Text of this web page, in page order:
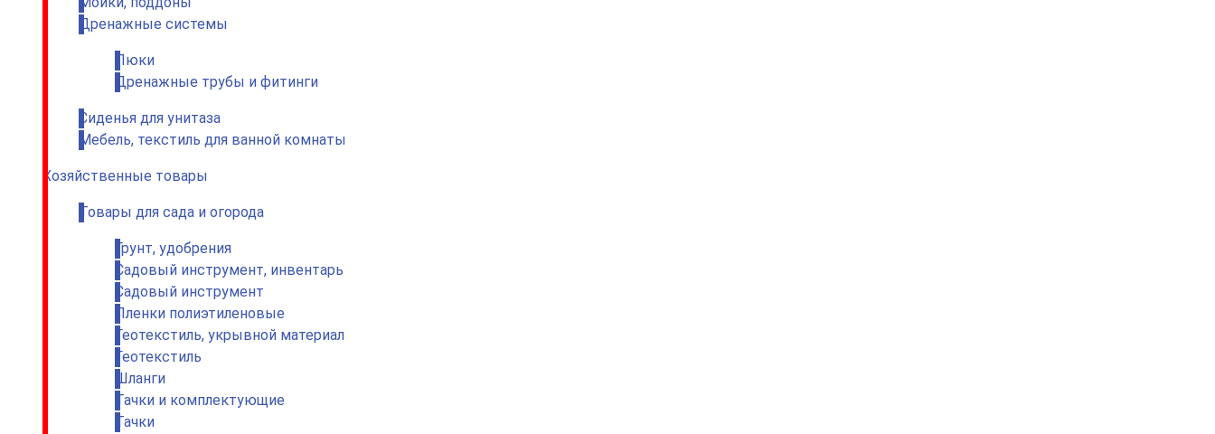
Дренажные системы
Люки
Дренажные трубы и фитинги
Сиденья для унитаза
Мебель, текстиль для ванной комнаты
Хозяйственные товары
Товары для сада и огорода
Грунт, удобрения
Садовый инструмент, инвентарь
Садовый инструмент
Пленки полиэтиленовые
Геотекстиль, укрывной материал
Геотекстиль
Шланги
Тачки и комплектующие
Тачки